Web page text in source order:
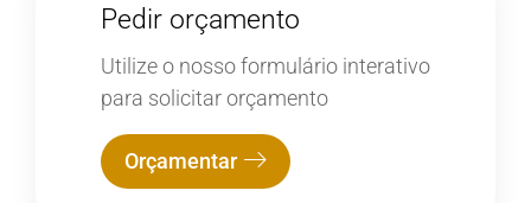
Pedir orçamento
Utilize o nosso formulário interativo
para solicitar orçamento
Orçamentar